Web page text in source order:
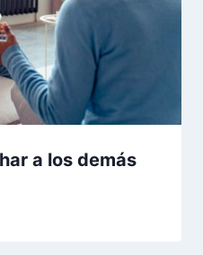
a los demás